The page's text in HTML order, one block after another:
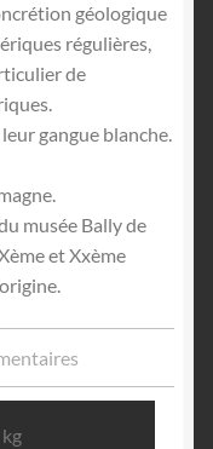
géologique
régulières,
de
gangue blanche.
musée Bally de
et Xxème